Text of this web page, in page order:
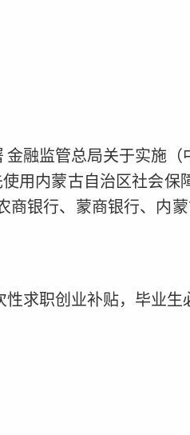
金融监管总局关于实施（
用内蒙古自治区社会
商银行、蒙商银行、内
性求职创业补贴， 毕业生